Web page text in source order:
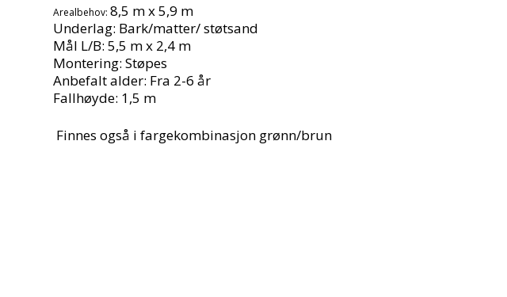
Arealbehov:8,5 m x 5,9 m
Underlag: Bark/matter/ støtsand
Mål L/B: 5,5 m x 2,4 m
Montering: Støpes
Anbefalt alder: Fra 2-6 år
Fallhøyde: 1,5 m
Finnes også i fargekombinasjon grønn/brun